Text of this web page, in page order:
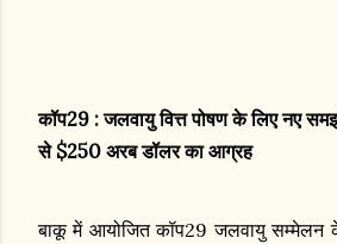
कॉप29 : जलवायु वित्त पोषण के लिए नए
से $250 अरब डॉलर का आग्रह
बाकू में आयोजित कॉप29 जलवायु सम्मेलन के